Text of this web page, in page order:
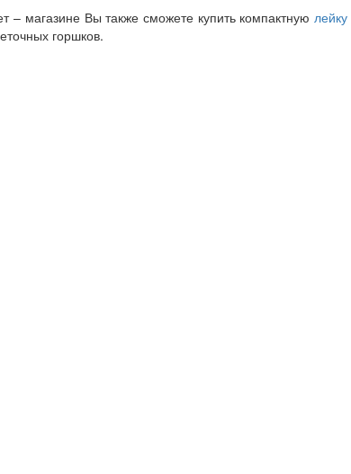
– магазине Вы также сможете купить компактнуюлейку
горшков.